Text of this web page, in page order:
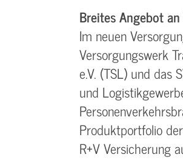
Breites Angebot
Im neuen
Versorgungswerk
e.V. (TSL) und das
und
Produktportfolio
R+V Versicherung